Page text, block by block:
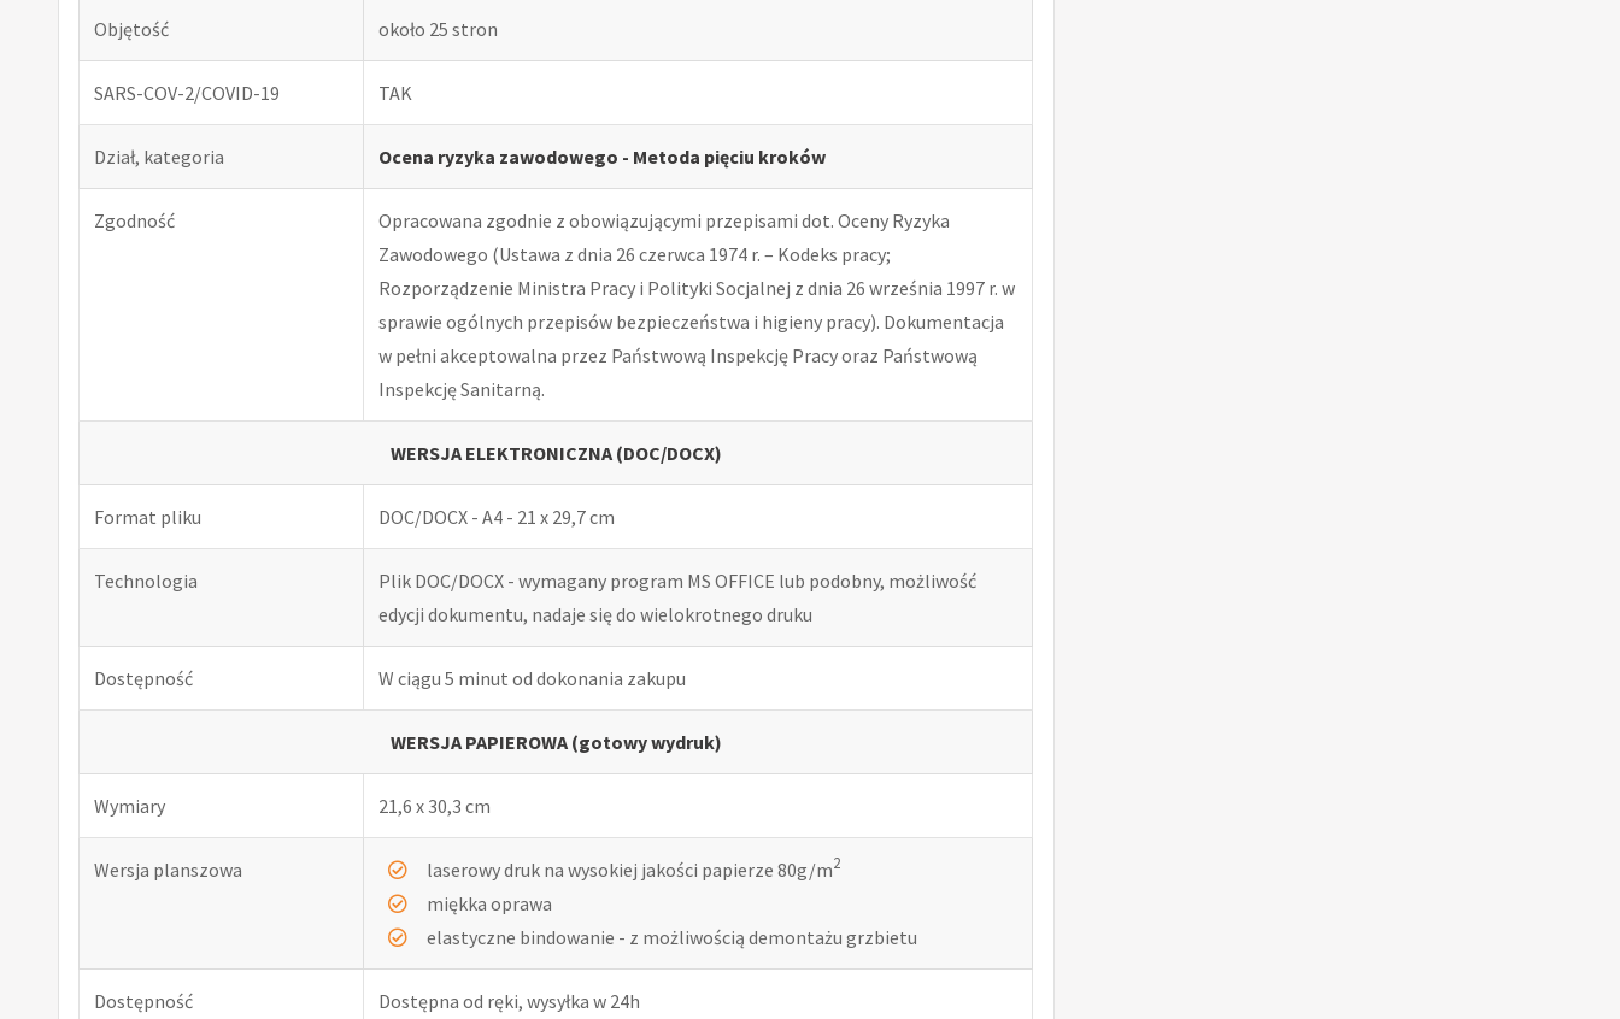
Objętość około 25 stron
SARS-COV-2/COVID-19 TAK
Dział, kategoria Ocena ryzyka zawodowego - Metoda pięciu kroków
Zgodność
Opracowana zgodnie z obowiązującymi przepisami dot. Oceny Ryzyka
Zawodowego (Ustawa z dnia 26 czerwca 1974 r. – Kodeks pracy;
Rozporządzenie Ministra Pracy i Polityki Socjalnej z dnia 26 września 1997 r. w
sprawie ogólnych przepisów bezpieczeństwa i higieny pracy). Dokumentacja
w pełni akceptowalna przez Państwową Inspekcję Pracy oraz Państwową
Inspekcję Sanitarną.
WERSJA ELEKTRONICZNA (DOC/DOCX)
Format pliku DOC/DOCX - A4 - 21 x 29,7 cm
Technologia
Plik DOC/DOCX - wymagany program MS OFFICE lub podobny, możliwość
edycji dokumentu, nadaje się do wielokrotnego druku
Dostępność W ciągu 5 minut od dokonania zakupu
WERSJA PAPIEROWA (gotowy wydruk)
Wymiary 21,6 x 30,3 cm
Wersja planszowa laserowy druk na wysokiej jakości papierze 80g/m2
miękka oprawa
elastyczne bindowanie - z możliwością demontażu grzbietu
Dostępność Dostępna od ręki, wysyłka w 24h